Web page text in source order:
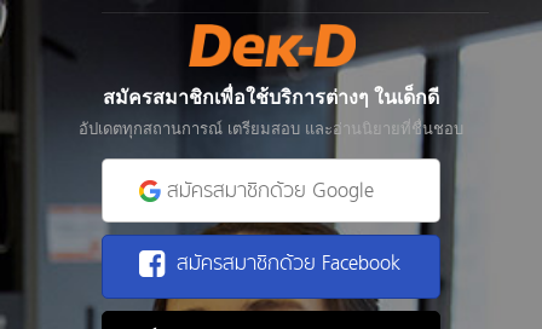
สมัครสมาชิกเพื่อใช้บริการต่างๆ ในเด็กดี
อัปเดตทุกสถานการณ์ เตรียมสอบ และอ่านนิยายที่ชื่นชอบ
สมัครสมาชิกด้วย Google
สมัครสมาชิกด้วย Facebook